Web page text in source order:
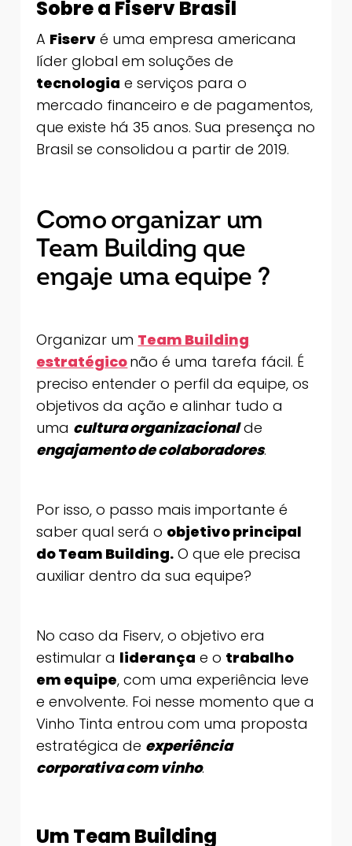
Sobre a Fiserv Brasil
A Fiserv é uma empresa americana
líder global em soluções de
tecnologia e serviços para o
mercado financeiro e de pagamentos,
que existe há 35 anos. Sua presença no
Brasil se consolidou a partir de 2019.
Como organizar um
Team Building que
engaje uma equipe ?
Organizar um Team Building
estratégiconão é uma tarefa fácil. É
preciso entender o perfil da equipe, os
objetivos da ação e alinhar tudo a
uma cultura organizacionalde
engajamento de colaboradores.
Por isso, o passo mais importante é
saber qual será o objetivo principal
do Team Building. O que ele precisa
auxiliar dentro da sua equipe?
No caso da Fiserv, o objetivo era
estimular a liderança e o trabalho
em equipe, com uma experiência leve
e envolvente. Foi nesse momento que a
Vinho Tinta entrou com uma proposta
estratégica de experiência
corporativa com vinho.
Um Team Building